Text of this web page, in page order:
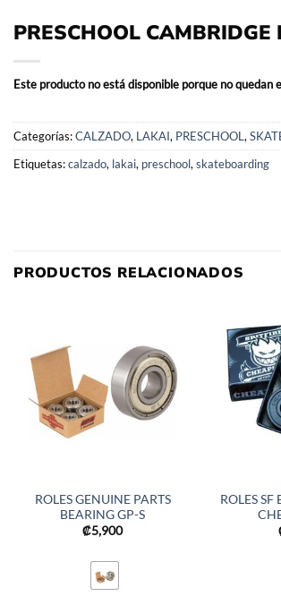
PRESCHOOL CAMBRIDGE
Este producto no está disponible porque no quedan
Categorías:CALZADO, LAKAI, PRESCHOOL ,
Etiquetas:calzado, lakai, preschool, skateboarding
PRODUCTOS RELACIONADOS
ROLES GENUINE PARTS
BEARING GP-S
₡5,900
ROLES SF